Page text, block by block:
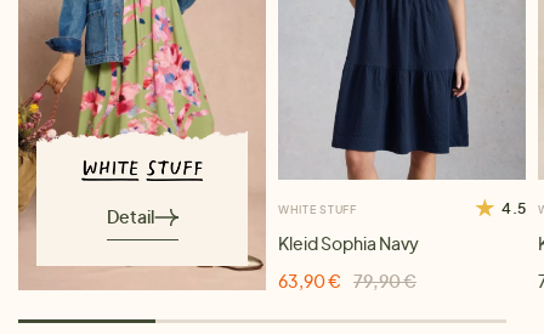
Detail WHITE STUFF 4.5
Kleid Sophia Navy
63,90 €
79,90 €